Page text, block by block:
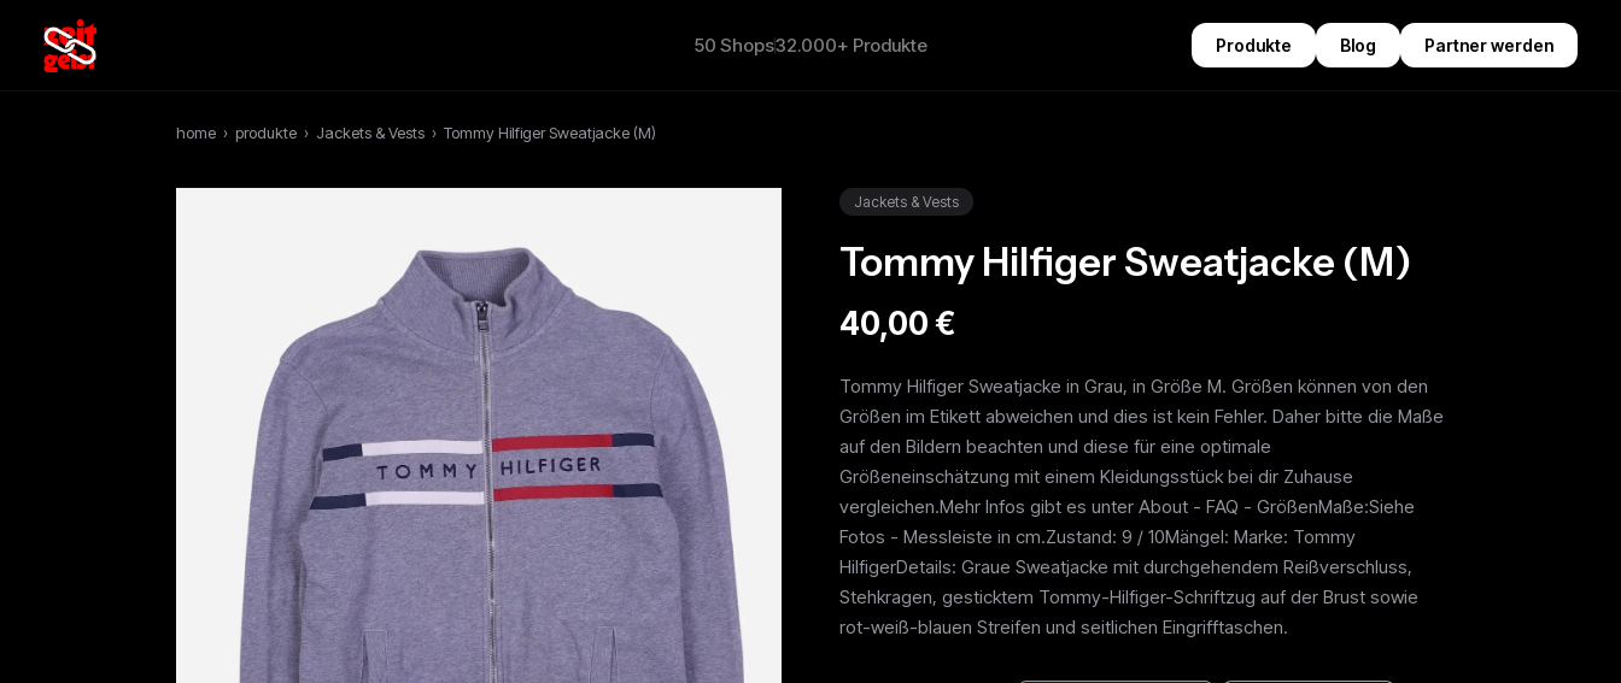
50 Shops32.000+ Produkte Produkte Blog Partner werden
home › produkte › Jackets & Vests › Tommy Hilfiger Sweatjacke (M)
Jackets & Vests
Tommy Hilfiger Sweatjacke (M)
40,00 €
Tommy Hilfiger Sweatjacke in Grau, in Größe M. Größen können von den
Größen im Etikett abweichen und dies ist kein Fehler. Daher bitte die Maße
auf den Bildern beachten und diese für eine optimale
Größeneinschätzung mit einem Kleidungsstück bei dir Zuhause
vergleichen.Mehr Infos gibt es unter About - FAQ - GrößenMaße:Siehe
Fotos - Messleiste in cm.Zustand: 9 / 10Mängel: Marke: Tommy
HilfigerDetails: Graue Sweatjacke mit durchgehendem Reißverschluss,
Stehkragen, gesticktem Tommy-Hilfiger-Schriftzug auf der Brust sowie
rot-weiß-blauen Streifen und seitlichen Eingrifftaschen.